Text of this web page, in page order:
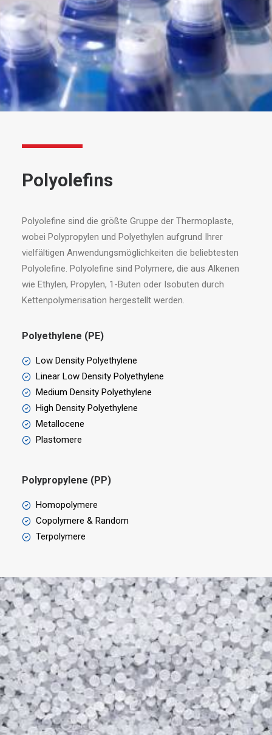
Polyolefins
Polyolefine sind die größte Gruppe der Thermoplaste,
wobei Polypropylen und Polyethylen aufgrund Ihrer
vielfältigen Anwendungsmöglichkeiten die beliebtesten
Polyolefine. Polyolefine sind Polymere, die aus Alkenen
wie Ethylen, Propylen, 1-Buten oder Isobuten durch
Kettenpolymerisation hergestellt werden.
Polyethylene (PE)
Low Density Polyethylene
Linear Low Density Polyethylene
Medium Density Polyethylene
High Density Polyethylene
Metallocene
Plastomere
Polypropylene (PP)
Homopolymere
Copolymere & Random
Terpolymere